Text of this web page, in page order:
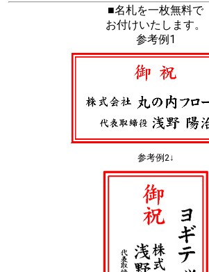
■名札を一枚無料で
お付けいたします。
参考例1
参考例2↓